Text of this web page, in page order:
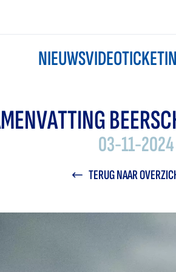
NIEUWSVIDEO
03-11-2024
TERUG NAAR